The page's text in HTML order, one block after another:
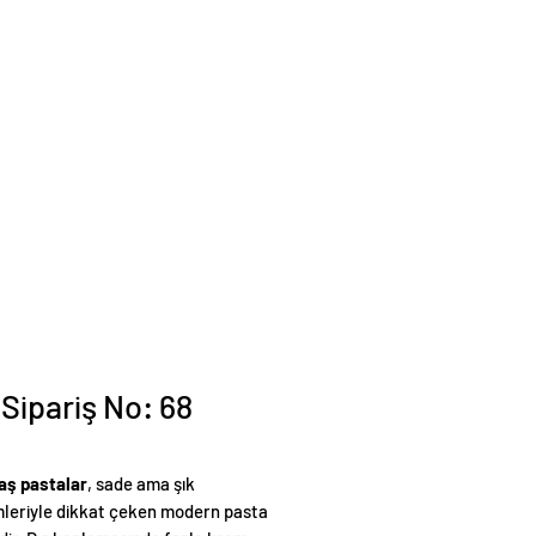
No: 68
pastalar, sade ama şık
dikkat çeken modern pasta